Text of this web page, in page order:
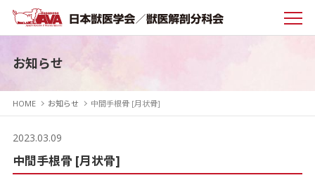
お知らせ
HOME お知らせ 中間手根骨 [月状骨]
2023.03.09
中間手根骨 [月状骨]